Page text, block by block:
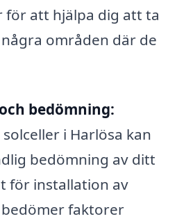
att hjälpa dig att ta
områden där de
bedömning:
i Harlösa kan
bedömning av ditt
för installation av
bedömer faktorer